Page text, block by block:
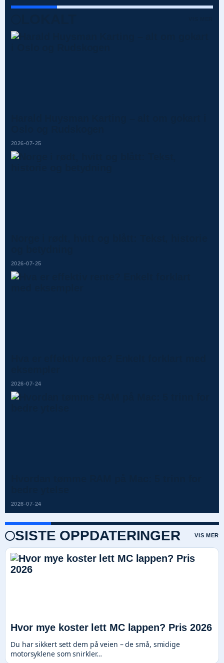
2026-07-25
2026-07-25
2026-07-24
2026-07-24
SISTE OPPDATERINGER VIS MER
Hvor mye koster lett MC lappen? Pris 2026
Du har sikkert sett dem på veien – de små, smidige
motorsyklene som snirkler…